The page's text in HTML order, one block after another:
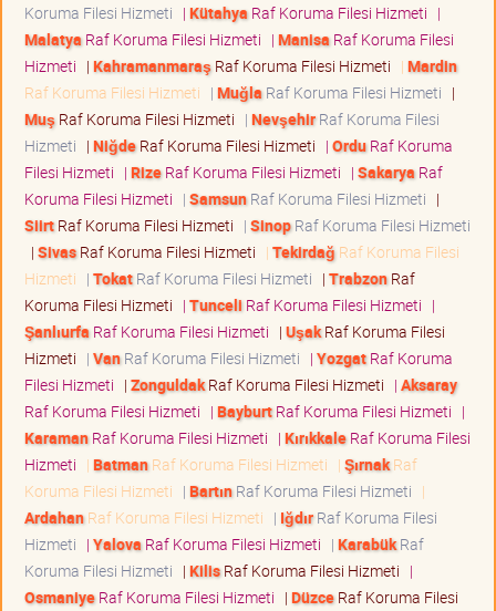
Koruma Filesi Hizmeti | Kütahya Raf Koruma Filesi Hizmeti |
Malatya Raf Koruma Filesi Hizmeti | Manisa Raf Koruma Filesi
Hizmeti | Kahramanmaraş Raf Koruma Filesi Hizmeti | Mardin
Raf Koruma Filesi Hizmeti | Muğla Raf Koruma Filesi Hizmeti |
Muş Raf Koruma Filesi Hizmeti | NevşehirRaf Koruma Filesi
Hizmeti | NiğdeRaf Koruma Filesi Hizmeti | OrduRaf Koruma
Filesi Hizmeti | RizeRaf Koruma Filesi Hizmeti | Sakarya Raf
Koruma Filesi Hizmeti | SamsunRaf Koruma Filesi Hizmeti |
SiirtRaf Koruma Filesi Hizmeti | SinopRaf Koruma Filesi Hizmeti
| SivasRaf Koruma Filesi Hizmeti | Tekirdağ Raf Koruma Filesi
Hizmeti | TokatRaf Koruma Filesi Hizmeti | TrabzonRaf
Koruma Filesi Hizmeti | Tunceli Raf Koruma Filesi Hizmeti |
Şanlıurfa Raf Koruma Filesi Hizmeti | UşakRaf Koruma Filesi
Hizmeti | VanRaf Koruma Filesi Hizmeti | YozgatRaf Koruma
Filesi Hizmeti | ZonguldakRaf Koruma Filesi Hizmeti | Aksaray
Raf Koruma Filesi Hizmeti | BayburtRaf Koruma Filesi Hizmeti |
KaramanRaf Koruma Filesi Hizmeti | KırıkkaleRaf Koruma Filesi
Hizmeti | BatmanRaf Koruma Filesi Hizmeti | ŞırnakRaf
Koruma Filesi Hizmeti | BartınRaf Koruma Filesi Hizmeti |
ArdahanRaf Koruma Filesi Hizmeti | IğdırRaf Koruma Filesi
Hizmeti | Yalova Raf Koruma Filesi Hizmeti | KarabükRaf
Koruma Filesi Hizmeti | KilisRaf Koruma Filesi Hizmeti |
OsmaniyeRaf Koruma Filesi Hizmeti | DüzceRaf Koruma Filesi